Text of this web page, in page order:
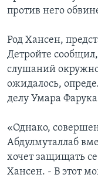
СОЦИАЛЬНЫЕ СЕТИ
против него
Род Хансен,
Детройте
слушаний
ожидалось,
делу Умара
«Однако,
Абдулмуталлаб
хочет защищать
Хансен. - В этот